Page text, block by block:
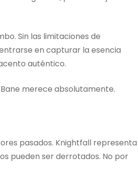
Sin las limitaciones de
en capturar la esencia
auténtico.
merece absolutamente.
pasados. Knightfall representa
pueden ser derrotados. No por